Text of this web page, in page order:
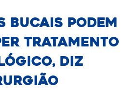
bucais podem
tratamento
diz